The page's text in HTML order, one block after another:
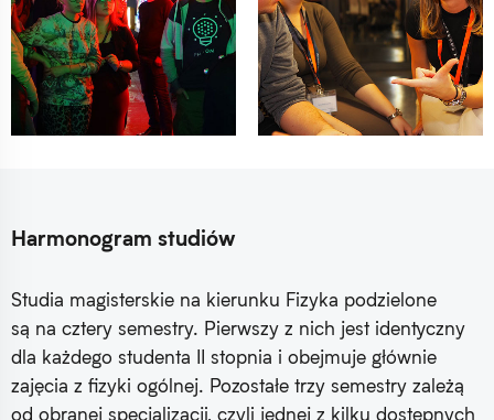
Harmonogram studiów
Studia magisterskie na kierunku Fizyka podzielone
są na cztery semestry. Pierwszy z nich jest identyczny
dla każdego studenta II stopnia i obejmuje głównie
zajęcia z fizyki ogólnej. Pozostałe trzy semestry zależą
od obranej specjalizacji, czyli jednej z kilku dostępnych